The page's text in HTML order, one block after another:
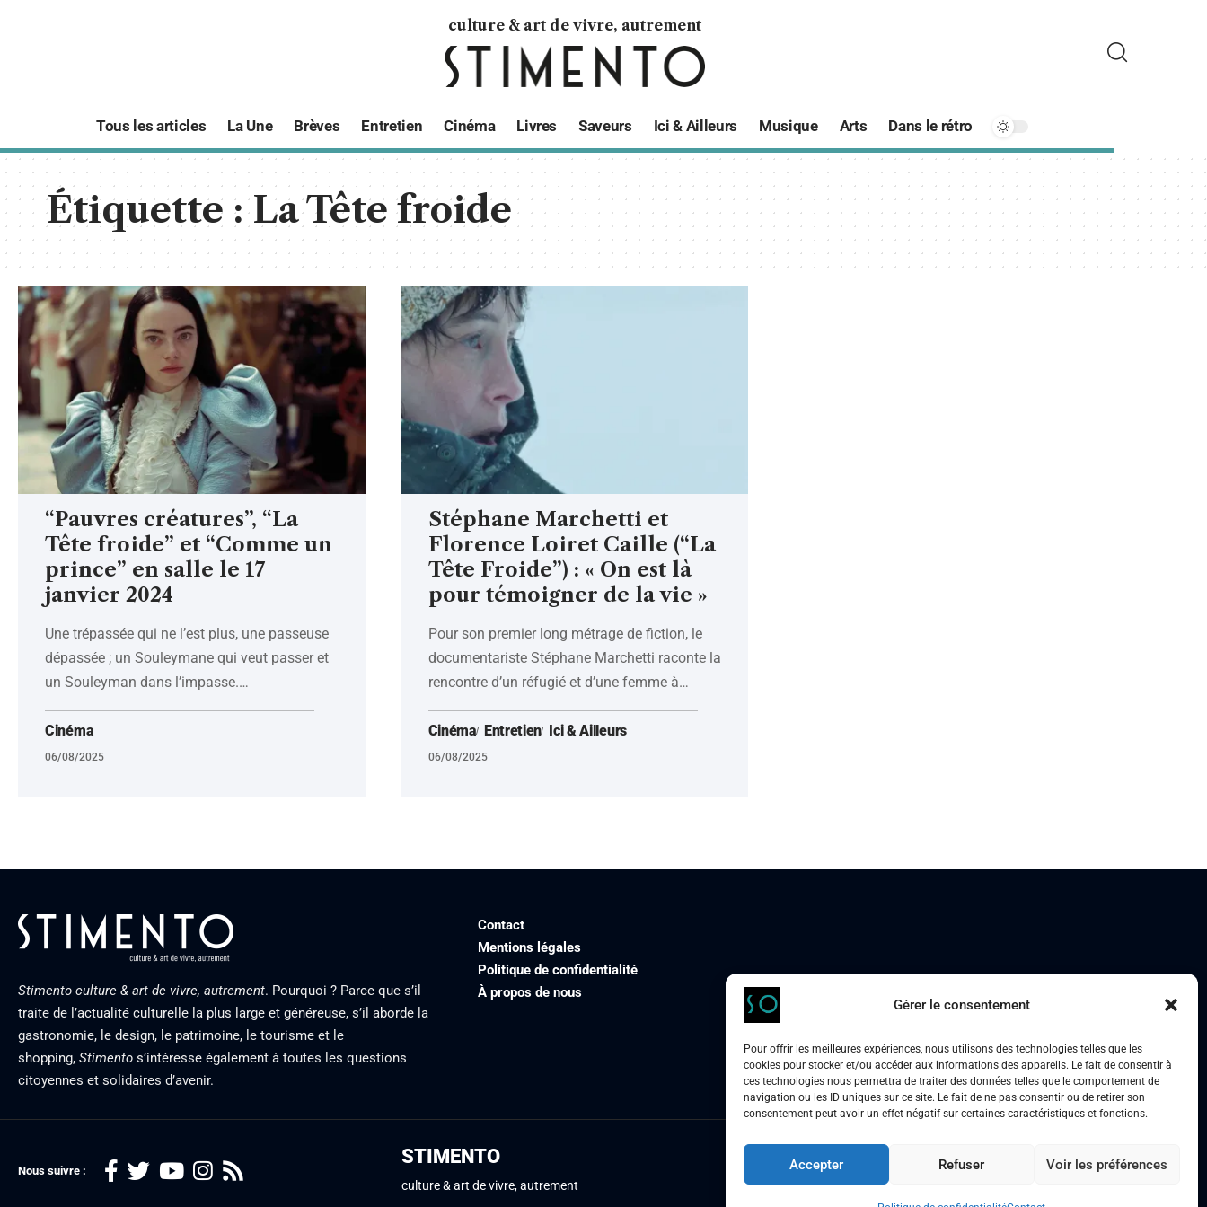
Gérer le consentement
Pour offrir les meilleures expériences, nous utilisons des technologies telles que les
cookies pour stocker et/ou accéder aux informations des appareils. Le fait de consentir à
ces technologies nous permettra de traiter des données telles que le comportement de
navigation ou les ID uniques sur ce site. Le fait de ne pas consentir ou de retirer son
consentement peut avoir un effet négatif sur certaines caractéristiques et fonctions.
Accepter Refuser Voir les préférences
culture & art de vivre, autrement
Tous les articles La Une Brèves Entretien Cinéma Livres Saveurs Ici & Ailleurs Musique Arts Dans le rétro
Étiquette :La Tête froide
“Pauvres créatures”, “La
Tête froide” et “Comme un
prince” en salle le 17
janvier 2024
Une trépassée qui ne l’est plus, une passeuse
dépassée ; un Souleymane qui veut passer et
un Souleyman dans l’impasse.…
Cinéma
06/08/2025
Stéphane Marchetti et
Florence Loiret Caille (“La
Tête Froide”) : « On est là
pour témoigner de la vie »
Pour son premier long métrage de fiction, le
documentariste Stéphane Marchetti raconte la
rencontre d’un réfugié et d’une femme à…
Cinéma Entretien Ici & Ailleurs
06/08/2025
Stimento culture & art de vivre, autrement. Pourquoi ? Parce que s’il
traite de l’actualité culturelle la plus large et généreuse, s’il aborde la
gastronomie, le design, le patrimoine, le tourisme et le
shopping, Stimento s’intéresse également à toutes les questions
citoyennes et solidaires d’avenir.
Contact
Mentions légales
Politique de confidentialité
À propos de nous
Nous suivre :
STIMENTO
culture & art de vivre, autrement